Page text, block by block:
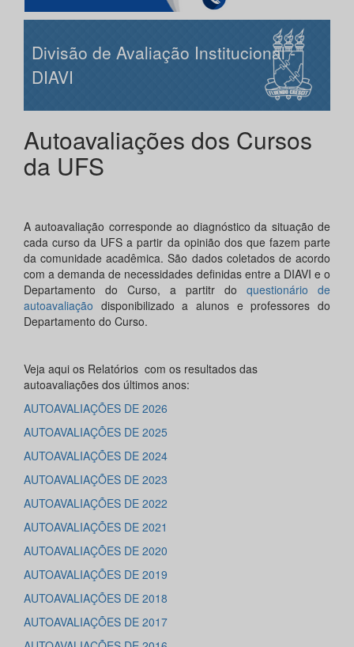
Divisão de Avaliação Institucional -
DIAVI
Autoavaliações dos Cursos
da UFS
A autoavaliação corresponde ao diagnóstico da situação de
cada curso da UFS a partir da opinião dos que fazem parte
da comunidade acadêmica. São dados coletados de acordo
com a demanda de necessidades definidas entre a DIAVI e o
Departamento do Curso, a partitr do questionário de
autoavaliação disponibilizado a alunos e professores do
Departamento do Curso.
Veja aqui os Relatórios com os resultados das
autoavaliações dos últimos anos:
AUTOAVALIAÇÕES DE 2026
AUTOAVALIAÇÕES DE 2025
AUTOAVALIAÇÕES DE 2024
AUTOAVALIAÇÕES DE 2023
AUTOAVALIAÇÕES DE 2022
AUTOAVALIAÇÕES DE 2021
AUTOAVALIAÇÕES DE 2020
AUTOAVALIAÇÕES DE 2019
AUTOAVALIAÇÕES DE 2018
AUTOAVALIAÇÕES DE 2017